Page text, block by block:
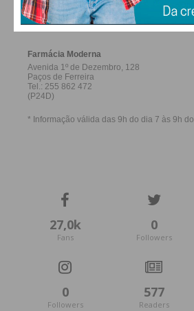
FERREIRA
27,0k
Fans
0
Followers
0
Followers
577
Readers